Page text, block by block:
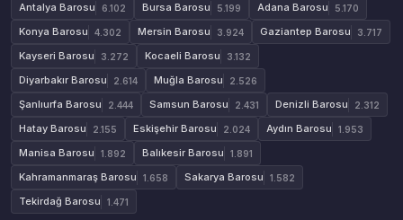
Antalya Barosu 6.102 Bursa Barosu 5.199 Adana Barosu 5.170
Konya Barosu 4.302 Mersin Barosu 3.924 Gaziantep Barosu 3.717
Kayseri Barosu 3.272 Kocaeli Barosu 3.132
Diyarbakır Barosu 2.614 Muğla Barosu 2.526
Şanlıurfa Barosu 2.444 Samsun Barosu 2.431 Denizli Barosu 2.312
Hatay Barosu 2.155 Eskişehir Barosu 2.024 Aydın Barosu 1.953
Manisa Barosu 1.892 Balıkesir Barosu 1.891
Kahramanmaraş Barosu 1.658 Sakarya Barosu 1.582
Tekirdağ Barosu 1.471